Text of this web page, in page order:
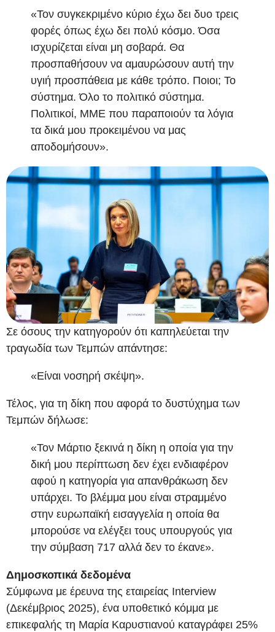
«Τον συγκεκριμένο κύριο έχω δει δυο τρεις
φορές όπως έχω δει πολύ κόσμο. Όσα
ισχυρίζεται είναι μη σοβαρά. Θα
προσπαθήσουν να αμαυρώσουν αυτή την
υγιή προσπάθεια με κάθε τρόπο. Ποιοι; Το
σύστημα. Όλο το πολιτικό σύστημα.
Πολιτικοί, ΜΜΕ που παραποιούν τα λόγια
τα δικά μου προκειμένου να μας
αποδομήσουν».
Σε όσους την κατηγορούν ότι καπηλεύεται την
τραγωδία των Τεμπών απάντησε:
«Είναι νοσηρή σκέψη».
Τέλος, για τη δίκη που αφορά το δυστύχημα των
Τεμπών δήλωσε:
«Τον Μάρτιο ξεκινά η δίκη η οποία για την
δική μου περίπτωση δεν έχει ενδιαφέρον
αφού η κατηγορία για απανθράκωση δεν
υπάρχει. Το βλέμμα μου είναι στραμμένο
στην ευρωπαϊκή εισαγγελία η οποία θα
μπορούσε να ελέγξει τους υπουργούς για
την σύμβαση 717 αλλά δεν το έκανε».
Δημοσκοπικά δεδομένα
Σύμφωνα με έρευνα της εταιρείας Interview
(Δεκέμβριος 2025), ένα υποθετικό κόμμα με
επικεφαλής τη Μαρία Καρυστιανού καταγράφει 25%